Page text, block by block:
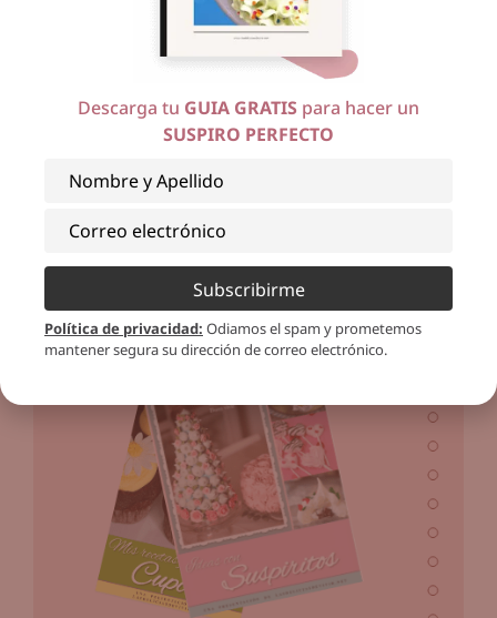
mail contenido de este tipo cada vez que publico
en el blog, te recomiendo suscribirte.
¡Haz clic para puntuar esta entrada!
Descarga tu GUIA GRATIS para hacer un
SUSPIRO PERFECTO
Subscribirme
Política de privacidad: Odiamos el spam y prometemos
mantener segura su dirección de correo electrónico.